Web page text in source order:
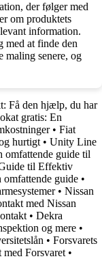
der følger med
om produktets
information.
med at finde den
maling senere, og
Få den hjælp, du har
gratis: En
• Fiat
hurtigt • Unity Line
guide til
til Effektiv
guide •
• Nissan
med Nissan
• Dekra
og mere •
• Forsvarets
Forsvaret •